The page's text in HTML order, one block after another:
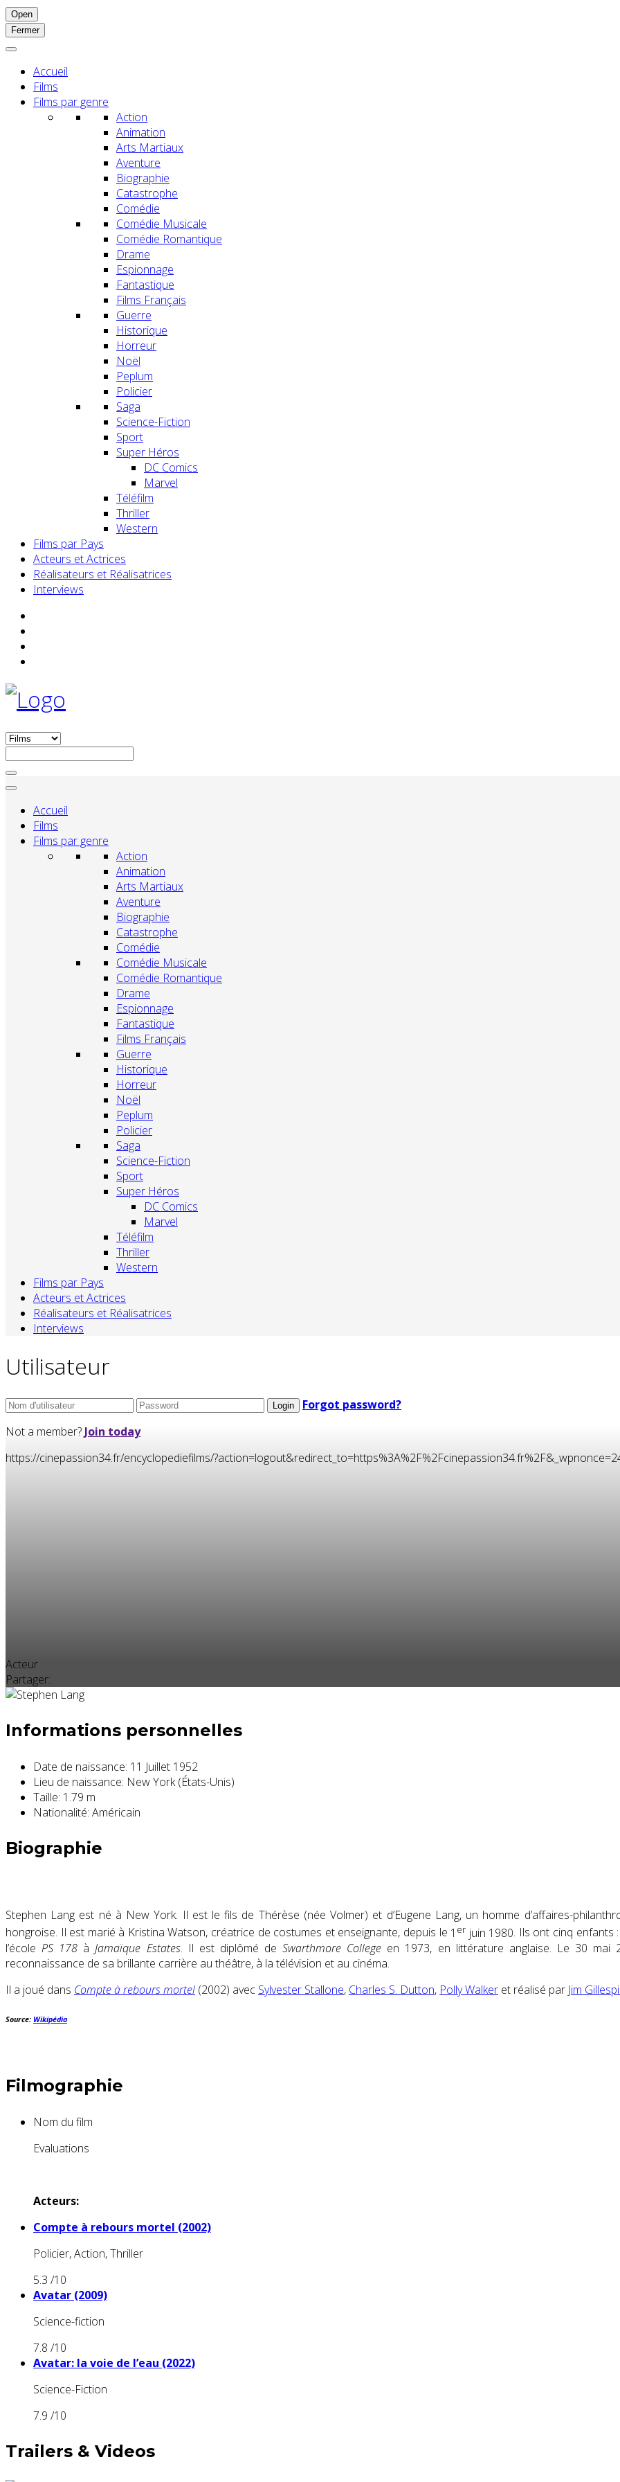
Open
Fermer
Accueil
Films
Films par genre
Action
Animation
Arts Martiaux
Aventure
Biographie
Catastrophe
Comédie
Comédie Musicale
Comédie Romantique
Drame
Espionnage
Fantastique
Films Français
Guerre
Historique
Horreur
Noël
Peplum
Policier
Saga
Science-Fiction
Sport
Super Héros
DC Comics
Marvel
Téléfilm
Thriller
Western
Films par Pays
Acteurs et Actrices
Réalisateurs et Réalisatrices
Interviews
Accueil
Films
Films par genre
Action
Animation
Arts Martiaux
Aventure
Biographie
Catastrophe
Comédie
Comédie Musicale
Comédie Romantique
Drame
Espionnage
Fantastique
Films Français
Guerre
Historique
Horreur
Noël
Peplum
Policier
Saga
Science-Fiction
Sport
Super Héros
DC Comics
Marvel
Téléfilm
Thriller
Western
Films par Pays
Acteurs et Actrices
Réalisateurs et Réalisatrices
Interviews
Utilisateur
Forgot password?
Not a member? Join today
https://cinepassion34.fr/encyclopediefilms/
Acteur
Partager:
Informations personnelles
Date de naissance: 11 Juillet 1952
Lieu de naissance: New York (États-Unis)
Taille: 1.79 m
Nationalité: Américain
Biographie
Stephen Lang est né à New York. Il est le fils de Thérèse (née Volmer) et d’Eugene Lang, un homme d’affaires-
hongroise. Il est marié à Kristina Watson, créatrice de costumes et enseignante, depuis le 1 er juin 1980. Ils ont cinq enfants
l’écolePS 178 àJamaïque Estates. Il est diplômé deSwarthmore College en 1973, en littérature anglaise. Le 30 mai
reconnaissance de sa brillante carrière au théâtre, à la télévision et au cinéma.
Il a joué dans Compte à rebours mortel (2002) avec Sylvester Stallone, Charles S. Dutton, Polly Walker et réalisé par Jim
Source: Wikipédia
Filmographie
Nom du film
Evaluations
Acteurs:
Compte à rebours mortel (2002)
Policier, Action, Thriller
5.3 /10
Avatar (2009)
Science-fiction
7.8 /10
Avatar: la voie de l’eau (2022)
Science-Fiction
7.9 /10
Trailers & Videos